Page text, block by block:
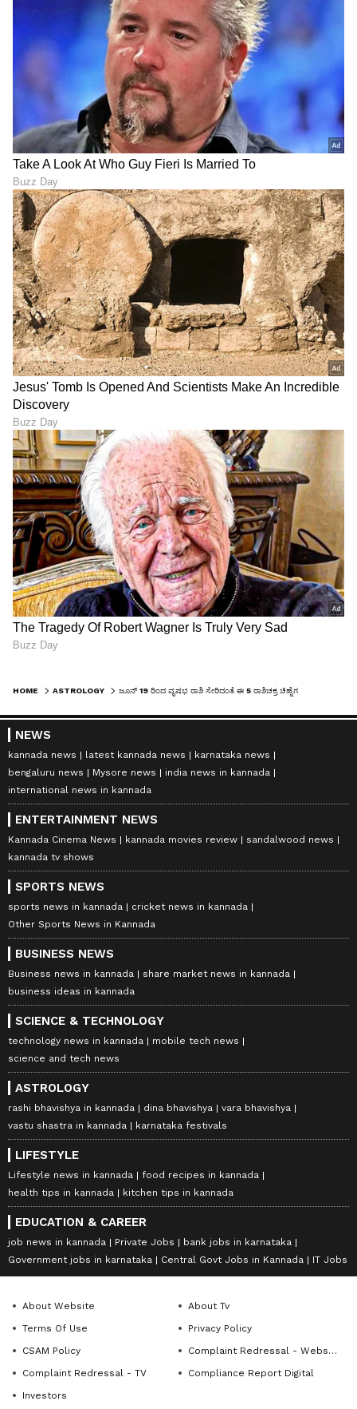
HOME ASTROLOGY
NEWS
kannada news latest kannada news
karnataka news
bengaluru news
Mysore news
india news in kannada
international news in kannada
ENTERTAINMENT NEWS
Kannada Cinema News kannada movies review
sandalwood news
kannada tv shows
SPORTS NEWS
sports news in kannada
cricket news in kannada
Other Sports News in Kannada
BUSINESS NEWS
Business news in kannada
share market news in kannada
business ideas in kannada
SCIENCE & TECHNOLOGY
technology news in kannada
mobile tech news
science and tech news
ASTROLOGY
rashi bhavishya in kannada dina bhavishya
vara bhavishya
vastu shastra in kannada
karnataka festivals
LIFESTYLE
Lifestyle news in kannada
food recipes in kannada
health tips in kannada
kitchen tips in kannada
EDUCATION & CAREER
job news in kannada Private Jobs
bank jobs in karnataka
Government jobs in karnataka
Central Govt Jobs in Kannada IT Jobs
About Website
About Tv
Terms Of Use
Privacy Policy
CSAM Policy
Complaint Redressal - Website
Complaint Redressal - TV
Compliance Report Digital
Investors